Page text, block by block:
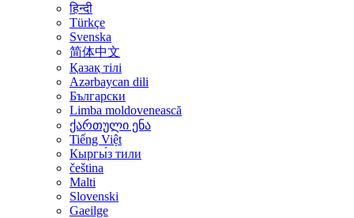
हिन्दी
Türkçe
Svenska
简体中文
Қазақ тілі
Azərbaycan dili
Български
Limba moldovenească
ქართული ენა
Tiếng Việt
Кыргы́з тили
čeština
Malti
Slovenski
Gaeilge